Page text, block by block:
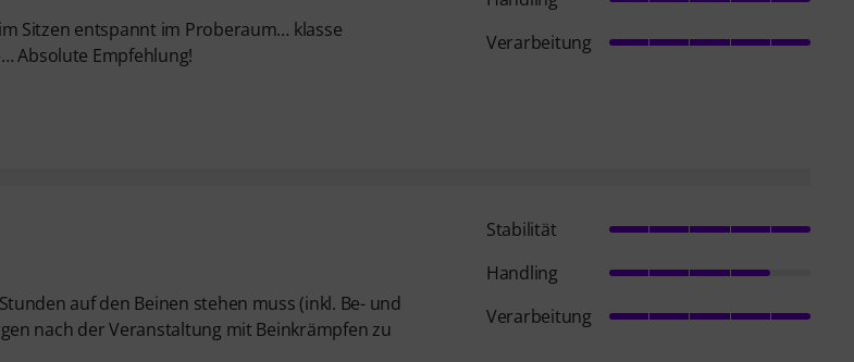
Sitzen entspannt im Proberaum… klasse
Absolute Empfehlung!
Verarbeitung
auf den Beinen stehen muss (inkl. Be- und
nach der Veranstaltung mit Beinkrämpfen zu
Stabilität
Handling
Verarbeitung